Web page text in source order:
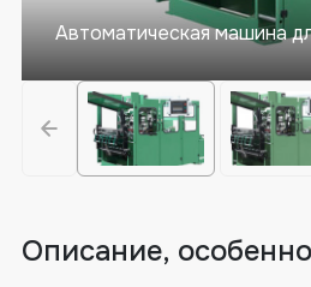
Автоматическая машина
Описание,